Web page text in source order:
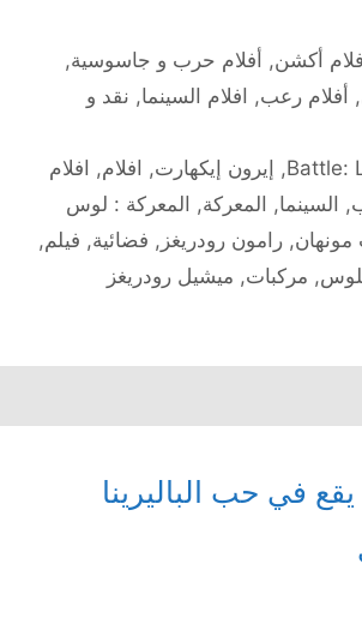
أكشن, أفلام حرب و جاسوسية,
, أفلام رعب, افلام السينما, نقد و
Battle:
, إيرون إيكهارت, افلام, افلام
, السينما, المعركة, المعركة : لوس
مونهان, رامون رودريغز , فضائية, فيلم,
, مركبات, ميشيل رودريغز
في حب الباليرينا